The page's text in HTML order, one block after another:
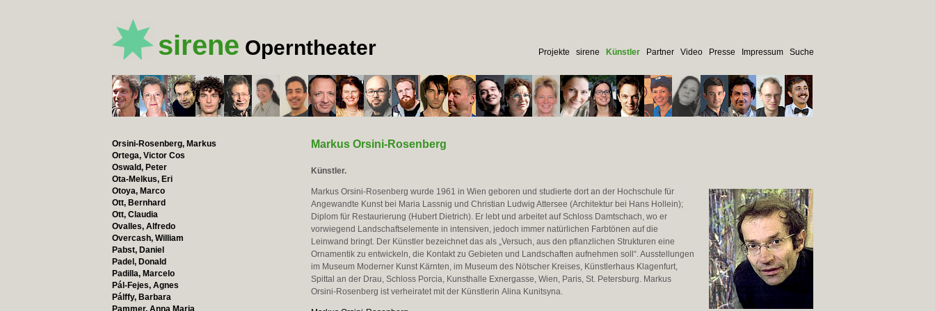
sirene Operntheater Projekte sirene Künstler Partner Video Presse Impressum Suche
Orsini-Rosenberg, Markus
Ortega, Victor Cos
Oswald, Peter
Ota-Melkus, Eri
Otoya, Marco
Ott, Bernhard
Ott, Claudia
Ovalles, Alfredo
Overcash, William
Pabst, Daniel
Padel, Donald
Padilla, Marcelo
Pál-Fejes, Agnes
Pálffy, Barbara
Pammer, Anna Maria
Markus Orsini-Rosenberg
Künstler.
Markus Orsini-Rosenberg wurde 1961 in Wien geboren und studierte dort an der Hochschule für
Angewandte Kunst bei Maria Lassnig und Christian Ludwig Attersee (Architektur bei Hans Hollein);
Diplom für Restaurierung (Hubert Dietrich). Er lebt und arbeitet auf Schloss Damtschach, wo er
vorwiegend Landschaftselemente in intensiven, jedoch immer natürlichen Farbtönen auf die
Leinwand bringt. Der Künstler bezeichnet das als „Versuch, aus den pflanzlichen Strukturen eine
Ornamentik zu entwickeln, die Kontakt zu Gebieten und Landschaften aufnehmen soll“. Ausstellungen
im Museum Moderner Kunst Kärnten, im Museum des Nötscher Kreises, Künstlerhaus Klagenfurt,
Spittal an der Drau, Schloss Porcia, Kunsthalle Exnergasse, Wien, Paris, St. Petersburg. Markus
Orsini-Rosenberg ist verheiratet mit der Künstlerin Alina Kunitsyna.